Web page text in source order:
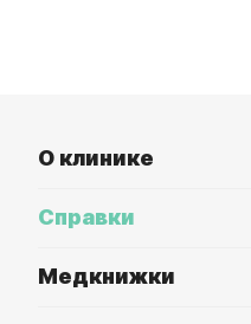
О клинике
Справки
Медкнижки